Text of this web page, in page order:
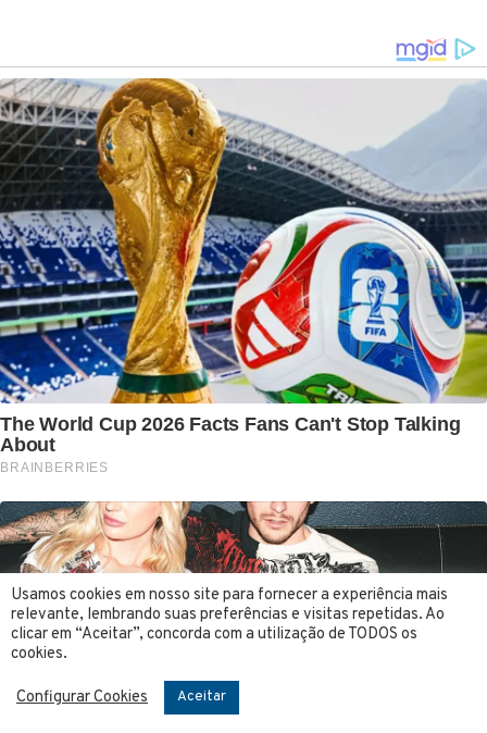
Usamos cookies em nosso site para fornecer a experiência mais
relevante, lembrando suas preferências e visitas repetidas. Ao
clicar em “Aceitar”, concorda com a utilização de TODOS os
cookies.
Configurar Cookies Aceitar